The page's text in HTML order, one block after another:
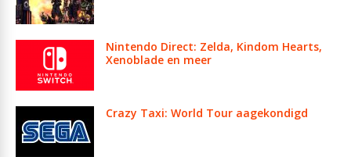
Nintendo Direct: Zelda, Kindom Hearts,
Xenoblade en meer
Crazy Taxi: World Tour aagekondigd